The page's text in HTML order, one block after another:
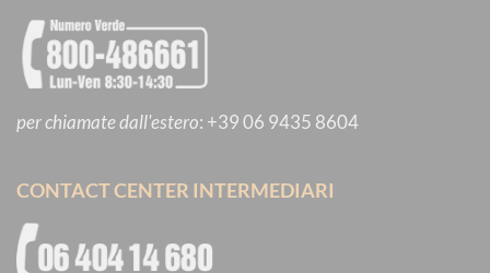
per chiamate dall'estero: +39 06 9435 8604
CONTACT CENTER INTERMEDIARI